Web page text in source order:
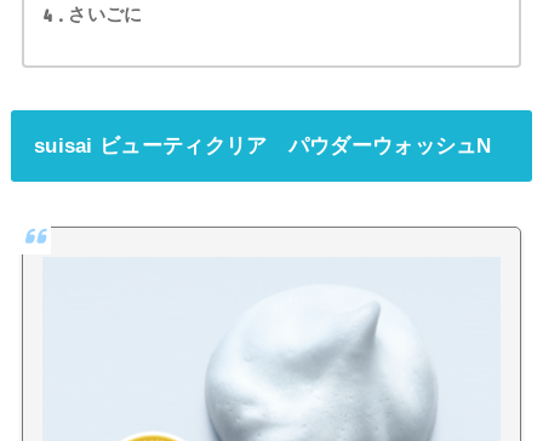
4 さいごに
suisai ビューティクリアパウダーウォッシュN